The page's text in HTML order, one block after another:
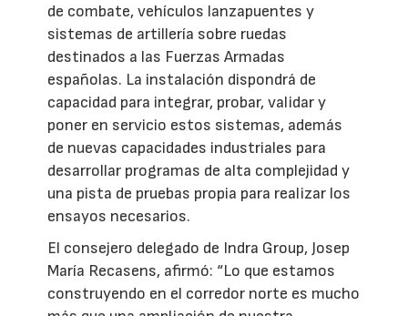
de combate, vehículos lanzapuentes y
sistemas de artillería sobre ruedas
destinados a las Fuerzas Armadas
españolas. La instalación dispondrá de
capacidad para integrar, probar, validar y
poner en servicio estos sistemas, además
de nuevas capacidades industriales para
desarrollar programas de alta complejidad y
una pista de pruebas propia para realizar los
ensayos necesarios.
El consejero delegado de Indra Group, Josep
María Recasens, afirmó: “Lo que estamos
construyendo en el corredor norte es mucho